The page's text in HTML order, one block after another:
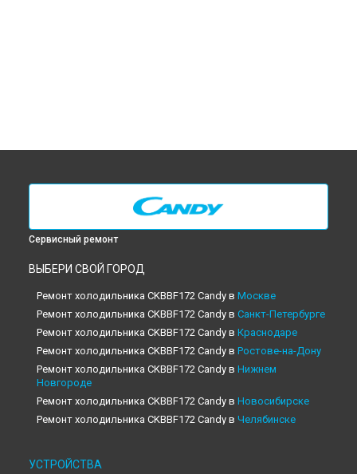
Сервисный ремонт
ВЫБЕРИ СВОЙ ГОРОД
Ремонт холодильника CKBBF172 Candy в Москве
Ремонт холодильника CKBBF172 Candy в Санкт-Петербурге
Ремонт холодильника CKBBF172 Candy в Краснодаре
Ремонт холодильника CKBBF172 Candy в Ростове-на-Дону
Ремонт холодильника CKBBF172 Candy в Нижнем
Новгороде
Ремонт холодильника CKBBF172 Candy в Новосибирске
Ремонт холодильника CKBBF172 Candy в Челябинске
Ремонт холодильника CKBBF172 Candy в
УСТРОЙСТВА